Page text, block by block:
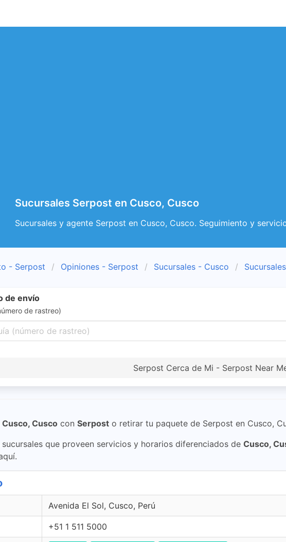
Sucursales Serpost en Cusco, Cusco
Sucursales y agente Serpost en Cusco, Cusco. Seguimiento y
- Serpost Opiniones - Serpost Sucursales - Cusco
de envío
de rastreo)
Serpost Cerca de Mi - Serpost Near
Cusco, Cusco con Serpost o retirar tu paquete de Serpost en Cusco,
que proveen servicios y horarios diferenciados de Cusco,
Avenida El Sol, Cusco, Perú
+51 1 511 5000